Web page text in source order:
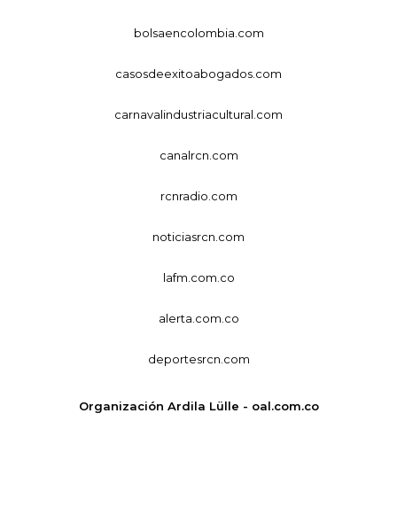
bolsaencolombia.com
casosdeexitoabogados.com
carnavalindustriacultural.com
canalrcn.com
rcnradio.com
noticiasrcn.com
lafm.com.co
alerta.com.co
deportesrcn.com
Organización Ardila Lülle - oal.com.co